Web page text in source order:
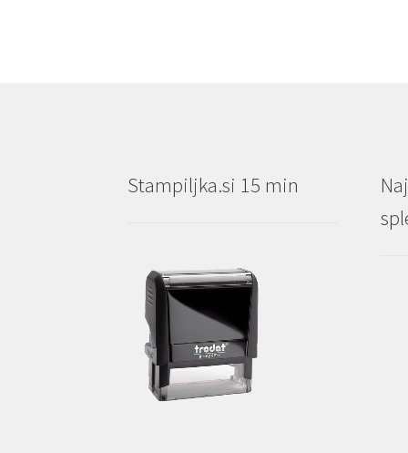
Stampiljka.si 15 min